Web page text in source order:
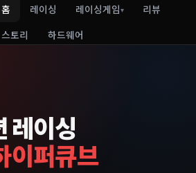
홈 레이싱 레이싱게임▾
리뷰
스토리
하드웨어
레이싱
이퍼큐브